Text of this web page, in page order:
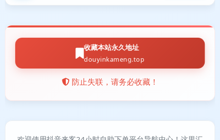
收藏本站永久地址
douyinkameng.top
防止失联，请务必收藏！